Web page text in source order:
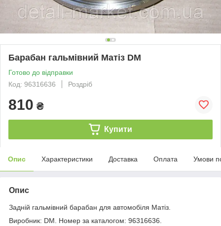
Барабан гальмівний Матіз DM
Готово до відправки
Код: 96316636
Роздріб
810 ₴
Купити
Опис Характеристики Доставка Оплата Умови
Опис
Задній гальмівний барабан для автомобіля Матіз.
Виробник: DM. Номер за каталогом: 96316636.